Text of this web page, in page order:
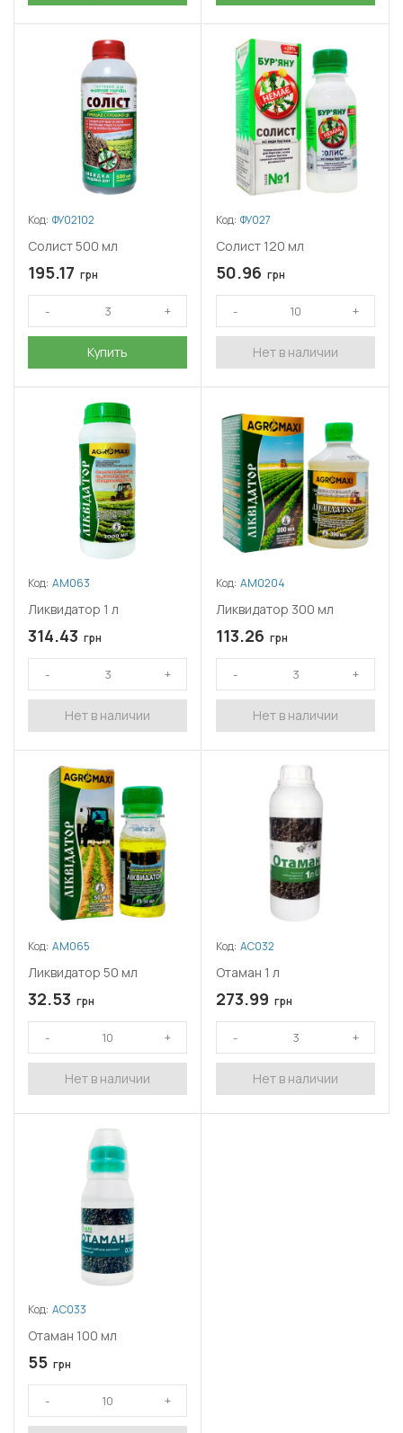
Код: ФУ02102
Солист 500 мл
195.17 грн
Купить
Код: ФУ027
Солист 120 мл
50.96 грн
Нет в наличии
Код: АМ063
Ликвидатор 1 л
314.43 грн
Нет в наличии
Код: АМ0204
Ликвидатор 300 мл
113.26 грн
Нет в наличии
Код: АМ065
Ликвидатор 50 мл
32.53 грн
Нет в наличии
Код: АС032
Отаман 1 л
273.99 грн
Нет в наличии
Код: АС033
Отаман 100 мл
55 грн